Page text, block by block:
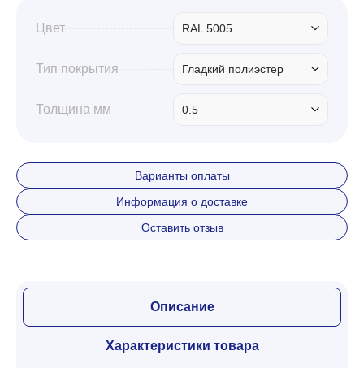
Цвет RAL 5005
Тип покрытия Гладкий полиэстер
Толщина мм 0.5
Варианты оплаты
Информация о доставке
Оставить отзыв
Описание
Характеристики товара